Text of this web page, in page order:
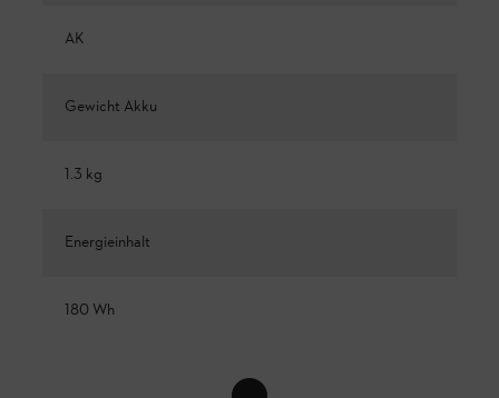
AK
Gewicht Akku
1.3 kg
Energieinhalt
180 Wh